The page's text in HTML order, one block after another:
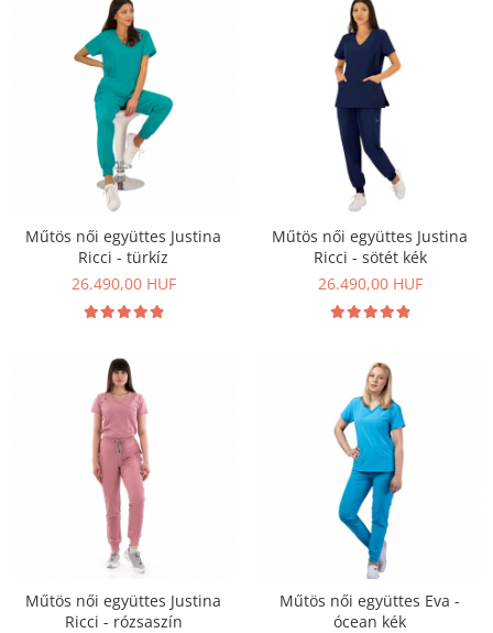
Műtös női együttes Justina
Ricci - türkíz
26.490,00 HUF
Műtös női együttes Justina
Ricci - sötét kék
26.490,00 HUF
Műtös női együttes Justina
Ricci - rózsaszín
Műtös női együttes Eva -
ócean kék